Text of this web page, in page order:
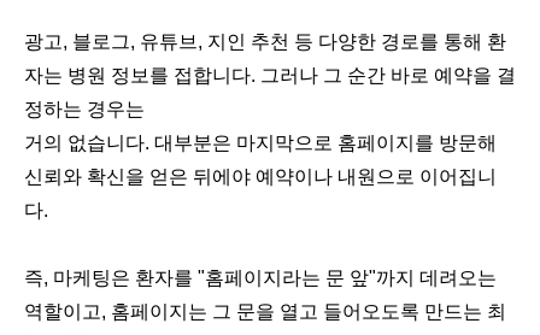
광고, 블로그, 유튜브, 지인 추천 등 다양한 경로를 통해 환
자는 병원 정보를 접합니다. 그러나 그 순간 바로 예약을 결
정하는 경우는
거의 없습니다. 대부분은 마지막으로 홈페이지를 방문해
신뢰와 확신을 얻은 뒤에야 예약이나 내원으로 이어집니
다.
즉, 마케팅은 환자를 "홈페이지라는 문 앞"까지 데려오는
역할이고, 홈페이지는 그 문을 열고 들어오도록 만드는 최